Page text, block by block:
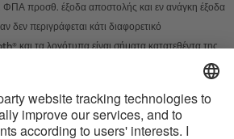
ΦΠΑ προσθ. έξοδα αποστολής και εν ανάγκη έξοδα
δεν περιγράφεται κάτι διαφορετικό
και τα λογότυπα είναι σήματα κατατεθέντα της
τέτοιων σημάτων από την Satisfyer GmbH
και το Apple Watch είναι εμπορικά σήματα της
το λογότυπο του Google Play είναι εμπορικά